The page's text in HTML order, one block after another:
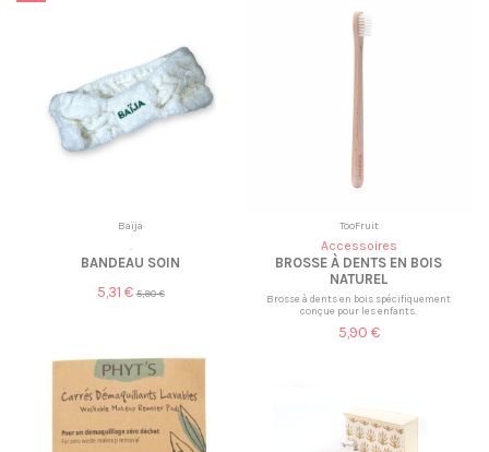
Baïja
BANDEAU SOIN
5,31 € 5,90 €
TooFruit
Accessoires
BROSSE À DENTS EN BOIS
NATUREL
Brosse à dents en bois spécifiquement
conçue pour les enfants.
5,90 €